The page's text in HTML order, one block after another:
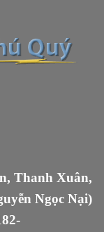
Thanh Xuân,
Ngọc Nại)
-